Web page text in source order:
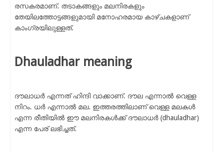
രസകരമാണ്. തടാകങ്ങളും മലനിരകളും
തേയിലത്തോട്ടങ്ങളുമായി മനോഹരമായ കാഴ്ചകളാണ്
കാംഗ്രയിലുള്ളത്.
Dhauladhar meaning
ദൗലാധർ എന്നത് ഹിന്ദി വാക്കാണ്. ദൗല എന്നാൽ വെള്ള
നിറം. ധർ എന്നാൽ മല. ഇത്തരത്തിലാണ് വെള്ള മലകൾ
എന്ന രീതിയിൽ ഈ മലനിരകൾക്ക് ദൗലാധർ (dhauladhar)
എന്ന പേര് ലഭിച്ചത്.